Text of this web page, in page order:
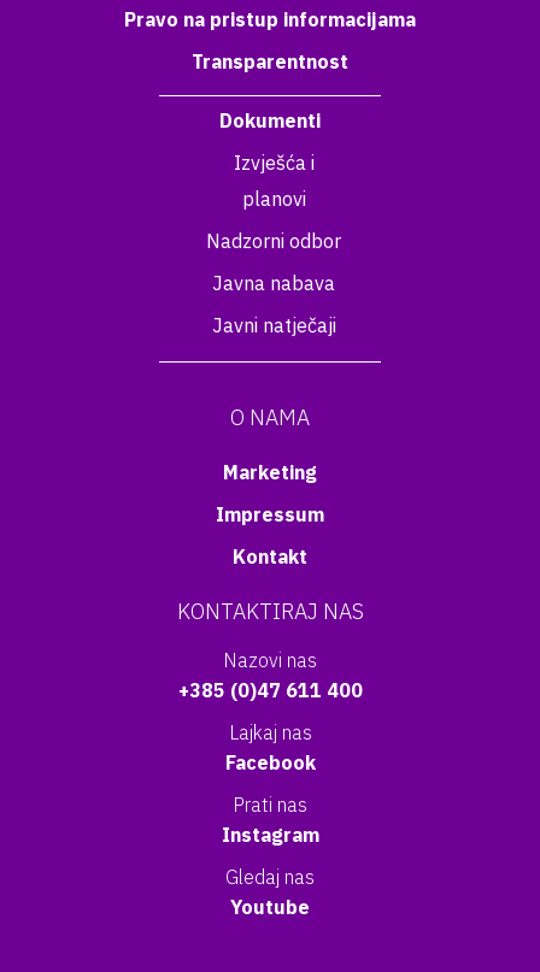
Pravo na pristup informacijama
Transparentnost
Dokumenti
Izvješća i
planovi
Nadzorni odbor
Javna nabava
Javni natječaji
O NAMA
Marketing
Impressum
Kontakt
KONTAKTIRAJ NAS
Nazovi nas
+385 (0)47 611 400
Lajkaj nas
Facebook
Prati nas
Instagram
Gledaj nas
Youtube